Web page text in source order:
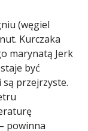
(węgiel
Kurczaka
marynatą Jerk
być
są przejrzyste.
powinna